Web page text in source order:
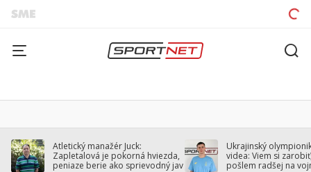
Atletický manažér Juck:
Zapletalová je pokorná hviezda,
peniaze berie ako sprievodný jav
Ukrajinský
videa: Viem si
pošlem radšej na